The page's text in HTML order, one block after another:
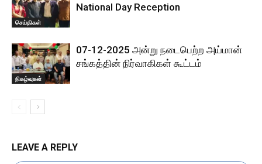
செய்திகள்
National Day Reception
நிகழ்வுகள்
07-12-2025 அன்று நடைபெற்ற அய்மான்
சங்கத்தின் நிர்வாகிகள் கூட்டம்
LEAVE A REPLY